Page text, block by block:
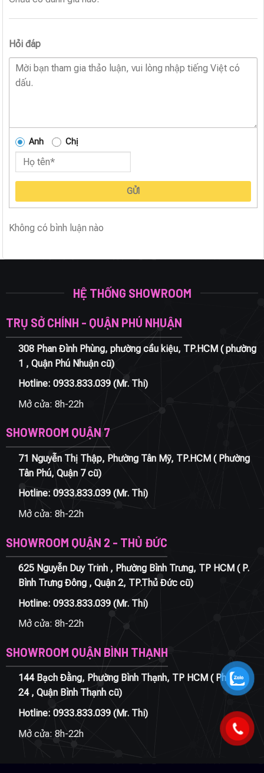
Hỏi đáp
Anh Chị
GỬI
Không có bình luận nào
HỆ THỐNG SHOWROOM
TRỤ SỞ CHÍNH - QUẬN PHÚ NHUẬN
308 Phan Đình Phùng, phường cầu kiệu, TP.HCM ( phường
1 , Quận Phú Nhuận cũ)
Hotline: 0933.833.039(Mr. Thi)
Mở cửa: 8h-22h
SHOWROOM QUẬN 7
71 Nguyễn Thị Thập, Phường Tân Mỹ, TP.HCM ( Phường
Tân Phú, Quận 7 cũ)
Hotline: 0933.833.039(Mr. Thi)
Mở cửa: 8h-22h
SHOWROOM QUẬN 2 - THỦ ĐỨC
625 Nguyễn Duy Trinh , Phường Bình Trưng, TP HCM ( P.
Bình Trưng Đông , Quận 2, TP.Thủ Đức cũ)
Hotline: 0933.833.039(Mr. Thi)
Mở cửa: 8h-22h
SHOWROOM QUẬN BÌNH THẠNH
144 Bạch Đằng, Phường Bình Thạnh, TP HCM ( Phường
24 , Quận Bình Thạnh cũ)
Hotline: 0933.833.039(Mr. Thi)
Mở cửa: 8h-22h